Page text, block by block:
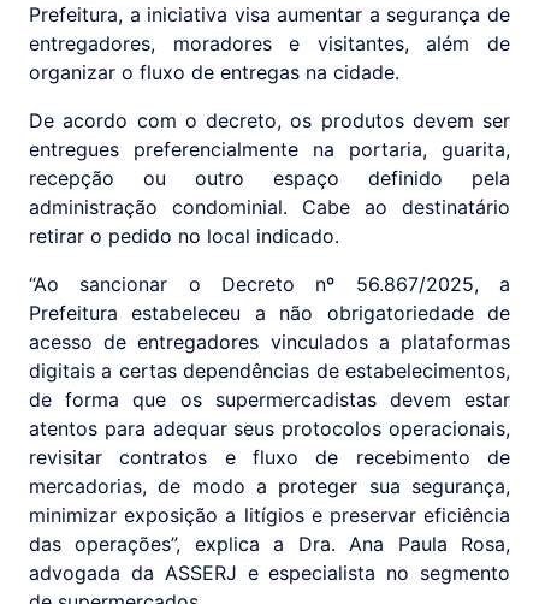
Prefeitura, a iniciativa visa aumentar a segurança de
entregadores, moradores e visitantes, além de
organizar o fluxo de entregas na cidade.
De acordo com o decreto, os produtos devem ser
entregues preferencialmente na portaria, guarita,
recepção ou outro espaço definido pela
administração condominial. Cabe ao destinatário
retirar o pedido no local indicado.
“Ao sancionar o Decreto nº 56.867/2025, a
Prefeitura estabeleceu a não obrigatoriedade de
acesso de entregadores vinculados a plataformas
digitais a certas dependências de estabelecimentos,
de forma que os supermercadistas devem estar
atentos para adequar seus protocolos operacionais,
revisitar contratos e fluxo de recebimento de
mercadorias, de modo a proteger sua segurança,
minimizar exposição a litígios e preservar eficiência
das operações”, explica a Dra. Ana Paula Rosa,
advogada da ASSERJ e especialista no segmento